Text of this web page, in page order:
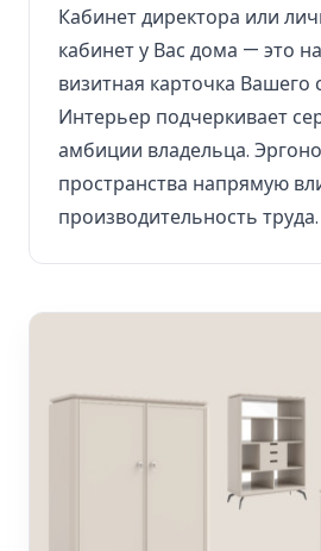
Кабинет директора или
кабинет у Вас дома — это
визитная карточка Вашего
Интерьер подчеркивает
амбиции владельца.
пространства напрямую
производительность труда.